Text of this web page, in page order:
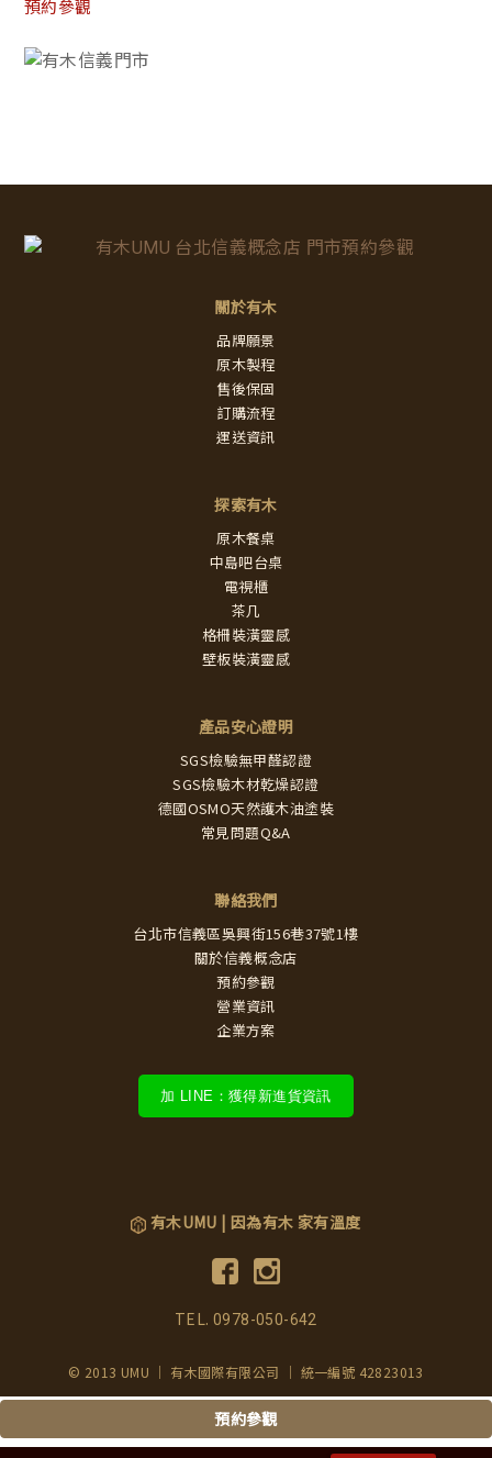
預約參觀
關於有木
品牌願景
原木製程
售後保固
訂購流程
運送資訊
探索有木
原木餐桌
中島吧台桌
電視櫃
茶几
格柵裝潢靈感
壁板裝潢靈感
產品安心證明
SGS檢驗無甲醛認證
SGS檢驗木材乾燥認證
德國OSMO天然護木油塗裝
常見問題Q&A
聯絡我們
台北市信義區吳興街156巷37號1樓
關於信義概念店
預約參觀
營業資訊
企業方案
加 LINE：獲得新進貨資訊
有木UMU | 因為有木 家有溫度
TEL.0978-050-642
© 2013 UMU ｜ 有木國際有限公司 ｜ 統一編號 42823013
預約參觀